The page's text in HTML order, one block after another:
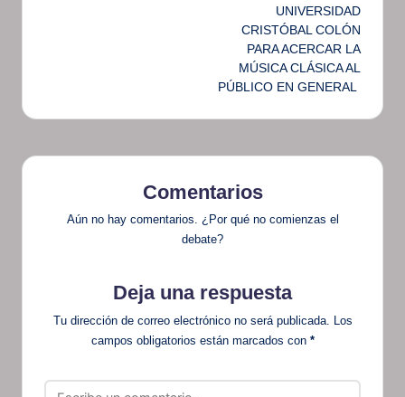
UNIVERSIDAD
CRISTÓBAL COLÓN
PARA ACERCAR LA
MÚSICA CLÁSICA AL
PÚBLICO EN GENERAL
Comentarios
Aún no hay comentarios. ¿Por qué no comienzas el
debate?
Deja una respuesta
Tu dirección de correo electrónico no será publicada. Los
campos obligatorios están marcados con *